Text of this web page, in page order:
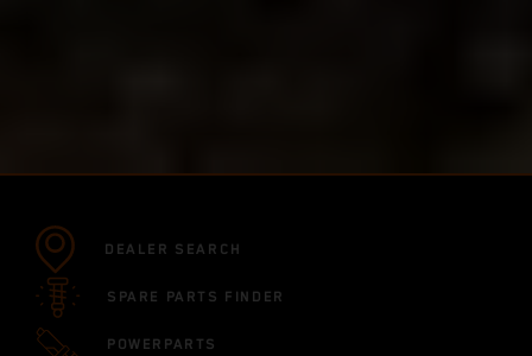
DEALER SEARCH
SPARE PARTS FINDER
POWERPARTS